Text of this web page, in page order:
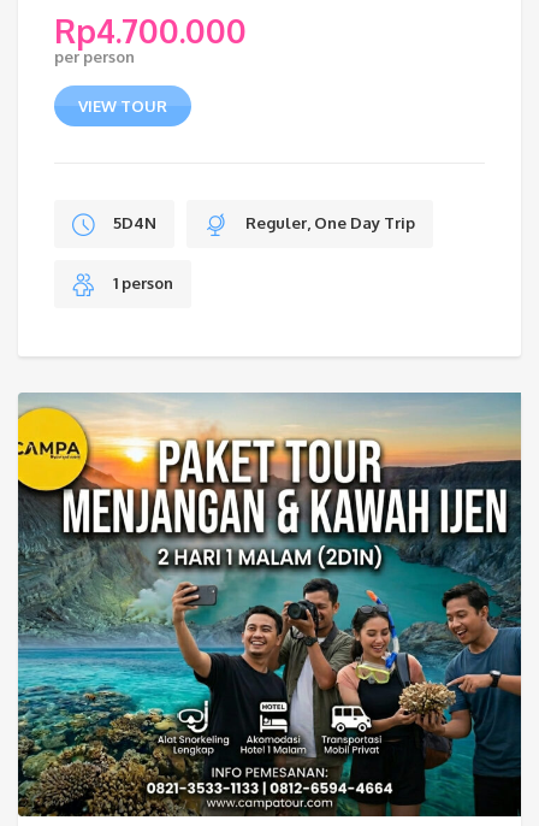
Rp4.700.000
per person
VIEW TOUR
5D4N Reguler, One Day Trip
1 person